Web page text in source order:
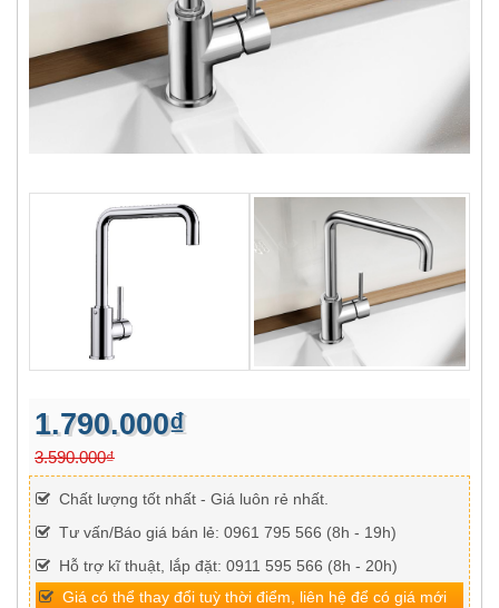
1.790.000₫
3.590.000₫
Chất lượng tốt nhất - Giá luôn rẻ nhất.
Tư vấn/Báo giá bán lẻ: 0961 795 566 (8h - 19h)
Hỗ trợ kĩ thuật, lắp đặt: 0911 595 566 (8h - 20h)
Giá có thể thay đổi tuỳ thời điểm, liên hệ để có giá mới